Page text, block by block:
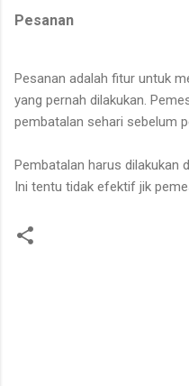
Pesanan
Pesanan adalah fitur untuk
yang pernah dilakukan.
pembatalan sehari sebelum
Pembatalan harus dilakukan
Ini tentu tidak efektif jik